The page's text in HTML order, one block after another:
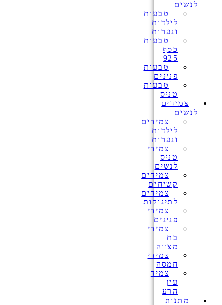
לנשים
טבעות
לילדות
ונערות
טבעות
כסף
925
טבעות
פנינים
טבעות
טניס
צמידים
לנשים
צמידים
לילדות
ונערות
צמידי
טניס
לנשים
צמידים
קשיחים
צמידים
לתינוקות
צמידי
פנינים
צמידי
בת
מצווה
צמידי
חמסה
צמיד
עין
הרע
מתנות